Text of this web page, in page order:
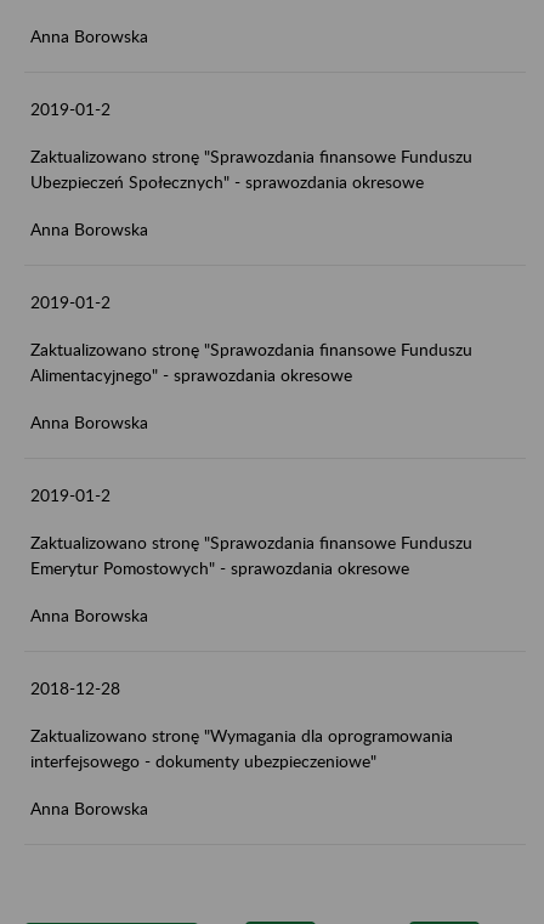
Anna Borowska
2019-01-2
Zaktualizowano stronę "Sprawozdania finansowe Funduszu
Ubezpieczeń Społecznych" - sprawozdania okresowe
Anna Borowska
2019-01-2
Zaktualizowano stronę "Sprawozdania finansowe Funduszu
Alimentacyjnego" - sprawozdania okresowe
Anna Borowska
2019-01-2
Zaktualizowano stronę "Sprawozdania finansowe Funduszu
Emerytur Pomostowych" - sprawozdania okresowe
Anna Borowska
2018-12-28
Zaktualizowano stronę "Wymagania dla oprogramowania
interfejsowego - dokumenty ubezpieczeniowe"
Anna Borowska